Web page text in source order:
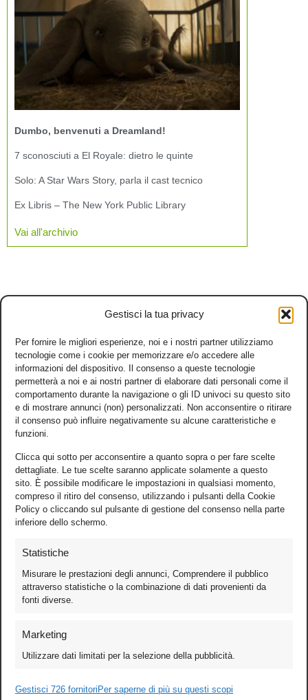
Gestisci la tua privacy
Per fornire le migliori esperienze, noi e i nostri partner utilizziamo
tecnologie come i cookie per memorizzare e/o accedere alle
informazioni del dispositivo. Il consenso a queste tecnologie
permetterà a noi e ai nostri partner di elaborare dati personali come il
comportamento durante la navigazione o gli ID univoci su questo sito
e di mostrare annunci (non) personalizzati. Non acconsentire o ritirare
il consenso può influire negativamente su alcune caratteristiche e
funzioni.
Clicca qui sotto per acconsentire a quanto sopra o per fare scelte
dettagliate. Le tue scelte saranno applicate solamente a questo
sito. È possibile modificare le impostazioni in qualsiasi momento,
compreso il ritiro del consenso, utilizzando i pulsanti della Cookie
Policy o cliccando sul pulsante di gestione del consenso nella parte
inferiore dello schermo.
Statistiche
Misurare le prestazioni degli annunci, Comprendere il pubblico
attraverso statistiche o la combinazione di dati provenienti da
fonti diverse.
Marketing
Utilizzare dati limitati per la selezione della pubblicità.
Gestisci 726 fornitori Per saperne di più su questi scopi
Dumbo, benvenuti a Dreamland!
7 sconosciuti a El Royale: dietro le quinte
Solo: A Star Wars Story, parla il cast tecnico
Ex Libris – The New York Public Library
Vai all'archivio
Games